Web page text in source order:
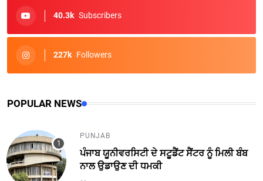
40.3k Subscribers
227k Followers
POPULAR NEWS
PUNJAB
ਪੰਜਾਬ ਯੂਨੀਵਰਸਿਟੀ ਦੇ ਸਟੂਡੈਂਟ ਸੈਂਟਰ ਨੂੰ ਮਿਲੀ ਬੰਬ
ਨਾਲ ਉਡਾਉਣ ਦੀ ਧਮਕੀ